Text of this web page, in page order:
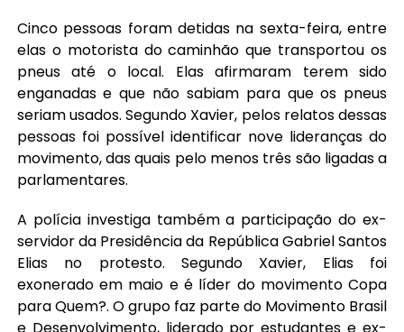
Cinco pessoas foram detidas na sexta-feira, entre
elas o motorista do caminhão que transportou os
pneus até o local. Elas afirmaram terem sido
enganadas e que não sabiam para que os pneus
seriam usados. Segundo Xavier, pelos relatos dessas
pessoas foi possível identificar nove lideranças do
movimento, das quais pelo menos três são ligadas a
parlamentares.
A polícia investiga também a participação do ex-
servidor da Presidência da República Gabriel Santos
Elias no protesto. Segundo Xavier, Elias foi
exonerado em maio e é líder do movimento Copa
para Quem?. O grupo faz parte do Movimento Brasil